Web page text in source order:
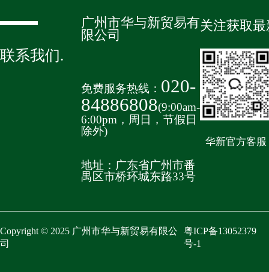
联系我们.
广州市华与新贸易有
限公司
免费服务热线： 020-
84886808(9:00am-
6:00pm，周日，节假日
除外)
地址：广东省广州市番
禺区市桥环城东路33号
关注获取
华新官方客服
Copyright © 2025 广州市华与新贸易有限公
司
粤ICP备13052379
号-1